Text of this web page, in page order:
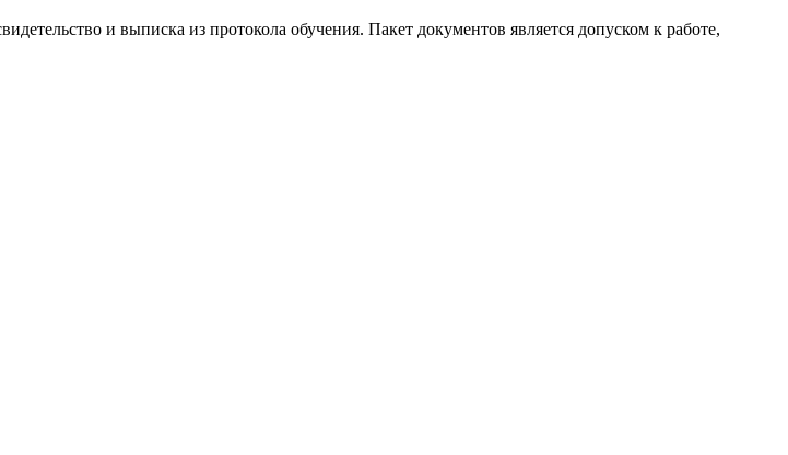
и выписка из протокола обучения. Пакет документов является допуском к работе,